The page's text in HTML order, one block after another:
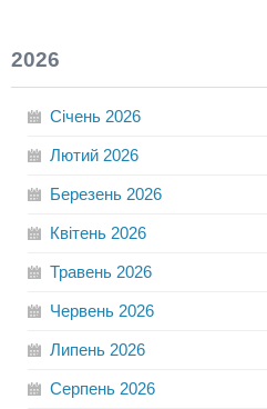
2026
Січень 2026
Лютий 2026
Березень 2026
Квітень 2026
Травень 2026
Червень 2026
Липень 2026
Серпень 2026